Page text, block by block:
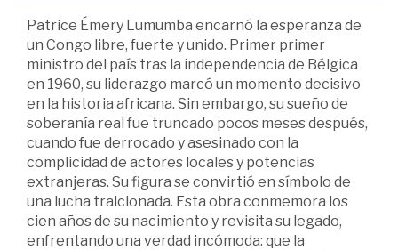
Patrice Émery Lumumba encarnó la esperanza de
un Congo libre, fuerte y unido. Primer primer
ministro del país tras la independencia de Bélgica
en 1960, su liderazgo marcó un momento decisivo
en la historia africana. Sin embargo, su sueño de
soberanía real fue truncado pocos meses después,
cuando fue derrocado y asesinado con la
complicidad de actores locales y potencias
extranjeras. Su figura se convirtió en símbolo de
una lucha traicionada. Esta obra conmemora los
cien años de su nacimiento y revisita su legado,
enfrentando una verdad incómoda: que la